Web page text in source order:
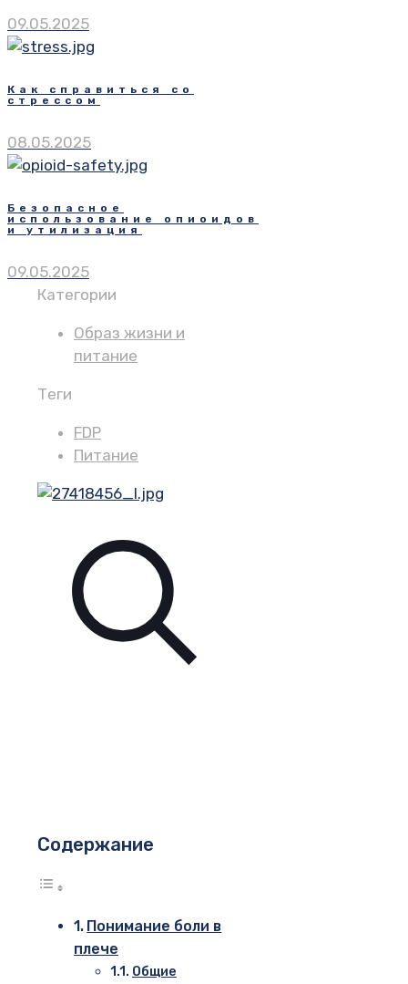
09.05.2025
Как справиться со
стрессом
08.05.2025
Безопасное
использование опиоидов
и утилизация
09.05.2025
Категории
Образ жизни и
питание
Теги
FDP
Питание
Содержание
Понимание боли в
плече
Общие